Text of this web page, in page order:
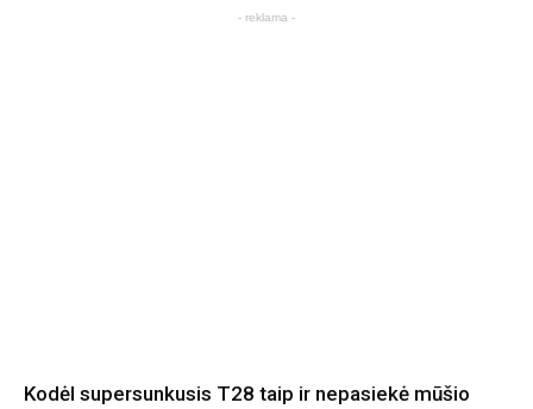
- reklama -
Kodėl supersunkusis T28 taip ir nepasiekė mūšio